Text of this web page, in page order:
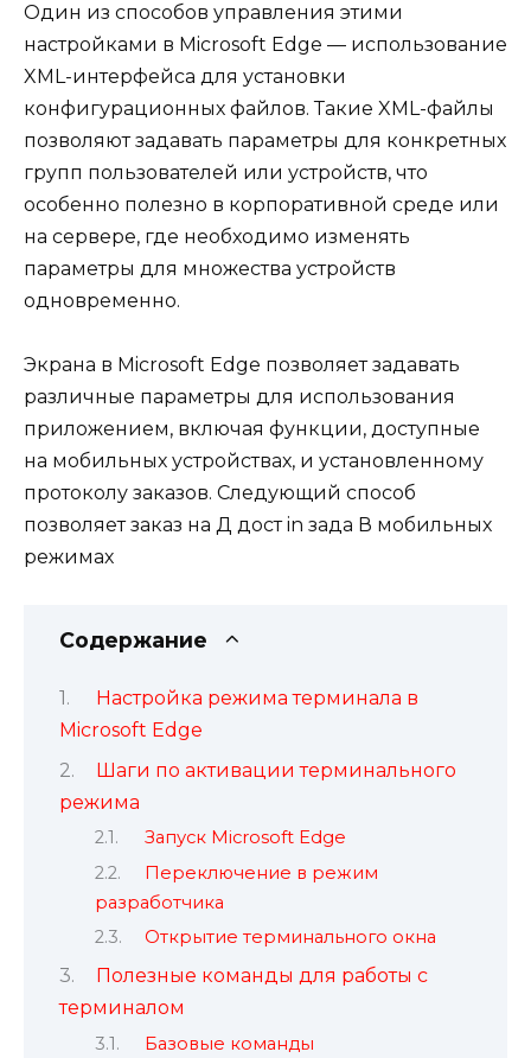
Один из способов управления этими
настройками в Microsoft Edge — использование
XML-интерфейса для установки
конфигурационных файлов. Такие XML-файлы
позволяют задавать параметры для конкретных
групп пользователей или устройств, что
особенно полезно в корпоративной среде или
на сервере, где необходимо изменять
параметры для множества устройств
одновременно.
Экрана в Microsoft Edge позволяет задавать
различные параметры для использования
приложением, включая функции, доступные
на мобильных устройствах, и установленному
протоколу заказов. Следующий способ
позволяет заказ на Д дост in зада В мобильных
режимах
Содержание
Настройка режима терминала в
Microsoft Edge
Шаги по активации терминального
режима
Запуск Microsoft Edge
Переключение в режим
разработчика
Открытие терминального окна
Полезные команды для работы с
терминалом
Базовые команды